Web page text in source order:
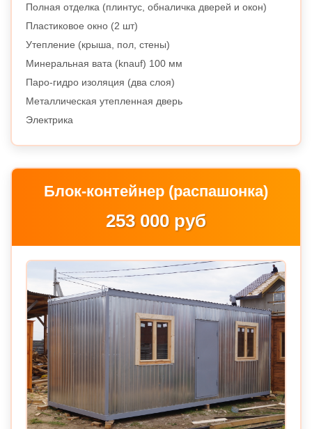
Полная отделка (плинтус, обналичка дверей и окон)
Пластиковое окно (2 шт)
Утепление (крыша, пол, стены)
Минеральная вата (knauf) 100 мм
Паро-гидро изоляция (два слоя)
Металлическая утепленная дверь
Электрика
Блок-контейнер (распашонка)
253 000 руб